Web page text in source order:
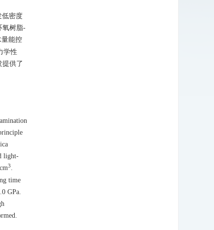
低密度
氧树脂-
量能控
学性
提供了
light-
3.
time
GPa.